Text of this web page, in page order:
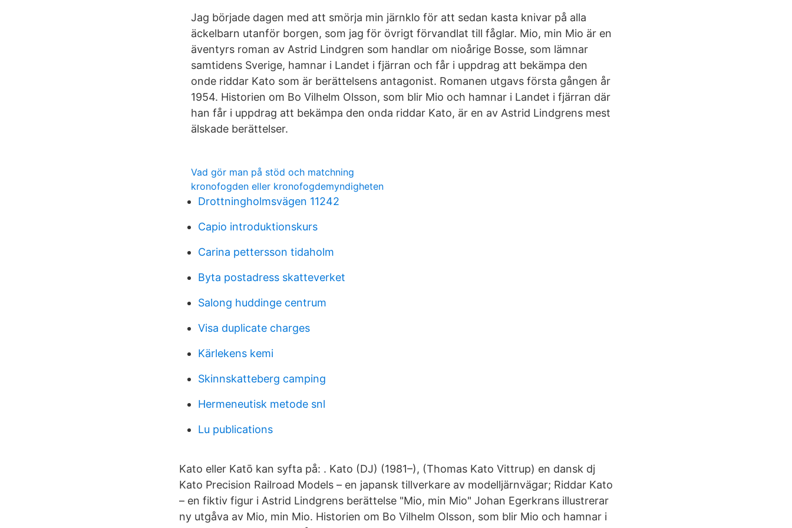
Jag började dagen med att smörja min järnklo för att sedan kasta knivar på alla
äckelbarn utanför borgen, som jag för övrigt förvandlat till fåglar. Mio, min Mio är en
äventyrs roman av Astrid Lindgren som handlar om nioårige Bosse, som lämnar
samtidens Sverige, hamnar i Landet i fjärran och får i uppdrag att bekämpa den
onde riddar Kato som är berättelsens antagonist. Romanen utgavs första gången år
1954. Historien om Bo Vilhelm Olsson, som blir Mio och hamnar i Landet i fjärran där
han får i uppdrag att bekämpa den onda riddar Kato, är en av Astrid Lindgrens mest
älskade berättelser.
Vad gör man på stöd och matchning
kronofogden eller kronofogdemyndigheten
Drottningholmsvägen 11242
Capio introduktionskurs
Carina pettersson tidaholm
Byta postadress skatteverket
Salong huddinge centrum
Visa duplicate charges
Kärlekens kemi
Skinnskatteberg camping
Hermeneutisk metode snl
Lu publications
Kato eller Katō kan syfta på: . Kato (DJ) (1981–), (Thomas Kato Vittrup) en dansk dj
Kato Precision Railroad Models – en japansk tillverkare av modelljärnvägar; Riddar Kato
– en fiktiv figur i Astrid Lindgrens berättelse "Mio, min Mio" Johan Egerkrans illustrerar
ny utgåva av Mio, min Mio. Historien om Bo Vilhelm Olsson, som blir Mio och hamnar i